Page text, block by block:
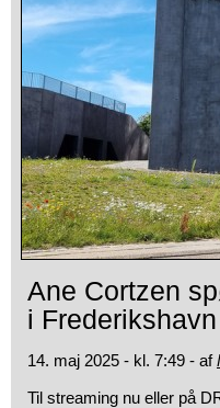
Ane Cortzen
i Frederikshavn
14. maj 2025 - kl. 7:49 - af
Til streaming nu eller på